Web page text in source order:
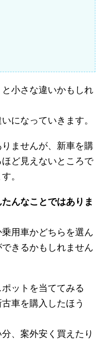
小さな違いかもしれ
になっていきます。
ませんが、新車を購
ど見えないところで
。
んなことではありま
用車かどちらを選ん
きるかもしれません
ットを当ててみる
車を購入したほう
、案外安く買えたり